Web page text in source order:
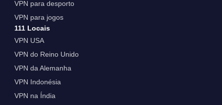
VPN para desporto
VPN para jogos
111 Locais
VPN USA
VPN do Reino Unido
VPN da Alemanha
VPN Indonésia
VPN na Índia